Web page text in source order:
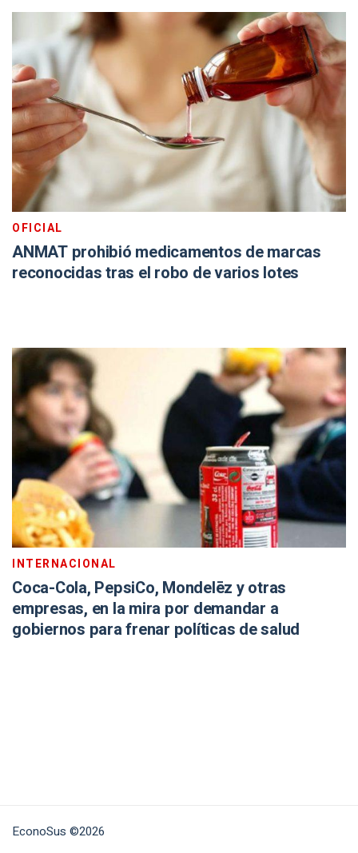
OFICIAL
ANMAT prohibió medicamentos de marcas
reconocidas tras el robo de varios lotes
INTERNACIONAL
Coca-Cola, PepsiCo, Mondelēz y otras
empresas, en la mira por demandar a
gobiernos para frenar políticas de salud
EconoSus ©2026